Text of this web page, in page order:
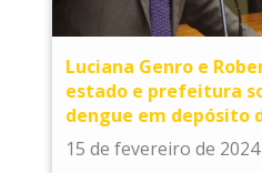
Luciana Genro e
estado e prefeitura
dengue em depósito
15 de fevereiro de 2024